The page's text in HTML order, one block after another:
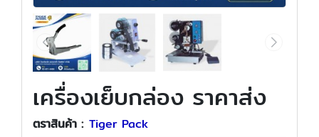
เครื่องเย็บกล่อง ราคาส่ง
ตราสินค้า : Tiger Pack